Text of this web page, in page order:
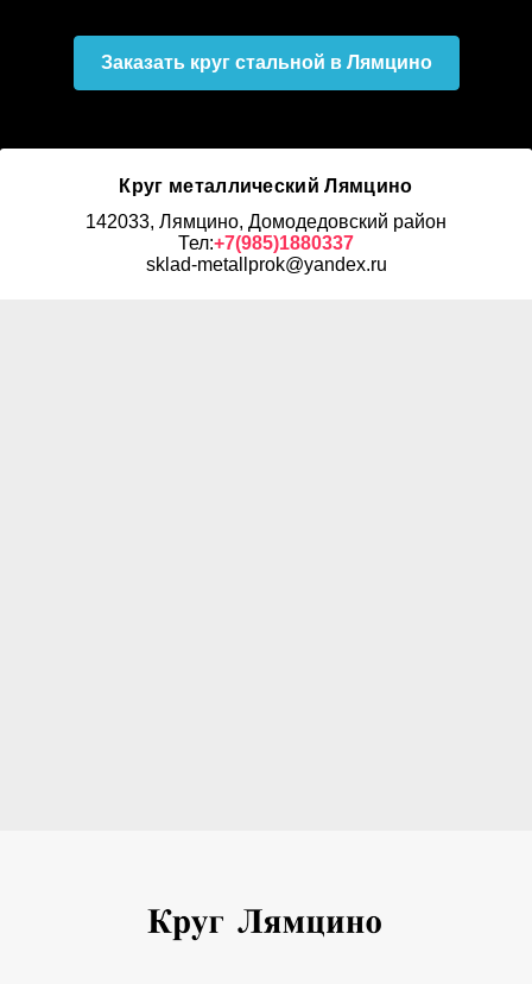
Заказать круг стальной в Лямцино
Круг металлический Лямцино
142033, Лямцино, Домодедовский район
Тел:+7(985)1880337
sklad-metallprok@yandex.ru